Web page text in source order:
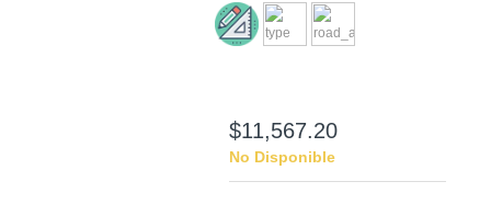
$11,567.20
No Disponible